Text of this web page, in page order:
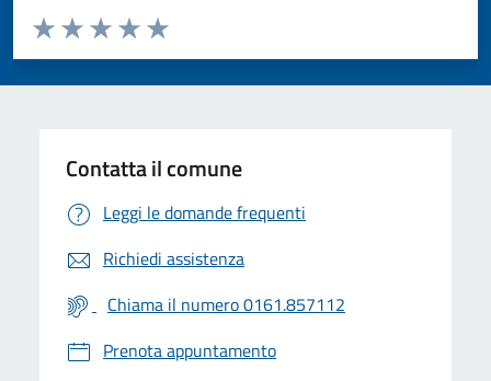
Valuta da 1 a 5 stelle la pagina
Valuta 5 stelle su 5
Valuta 4 stelle su 5
Valuta 3 stelle su 5
Valuta 2 stelle su 5
Valuta 1 stelle su 5
Contatta il comune
Leggi le domande frequenti
Richiedi assistenza
Chiama il numero 0161.857112
Prenota appuntamento